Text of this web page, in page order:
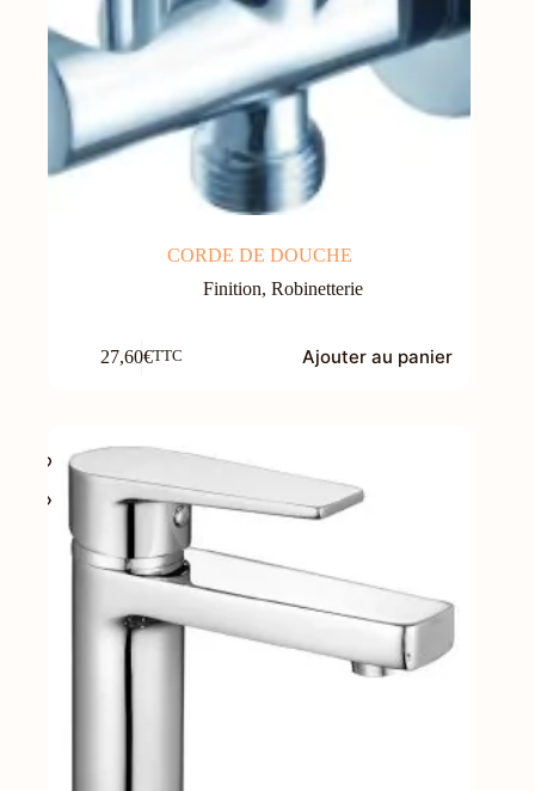
CORDE DE DOUCHE
Finition,Robinetterie
27,60€TTC Ajouter au panier